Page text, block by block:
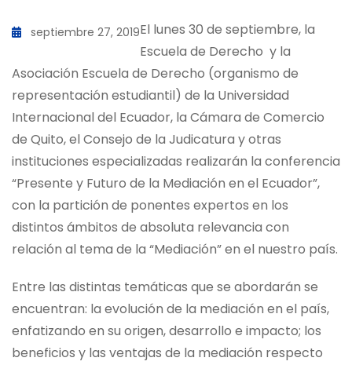
septiembre 27, 2019El lunes 30 de septiembre, la
Escuela de Derecho y la
Asociación Escuela de Derecho (organismo de
representación estudiantil) de la Universidad
Internacional del Ecuador, la Cámara de Comercio
de Quito, el Consejo de la Judicatura y otras
instituciones especializadas realizarán la conferencia
“Presente y Futuro de la Mediación en el Ecuador”,
con la partición de ponentes expertos en los
distintos ámbitos de absoluta relevancia con
relación al tema de la “Mediación” en el nuestro país.
Entre las distintas temáticas que se abordarán se
encuentran: la evolución de la mediación en el país,
enfatizando en su origen, desarrollo e impacto; los
beneficios y las ventajas de la mediación respecto